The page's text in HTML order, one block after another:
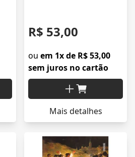
R$ 53,00
ou em 1x de R$ 53,00
sem juros no cartão
Mais detalhes